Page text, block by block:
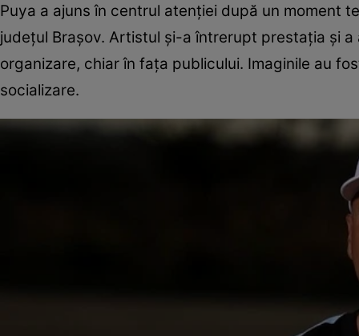
Puya a ajuns în centrul atenției după un moment
județul Brașov. Artistul și-a întrerupt prestația și
organizare, chiar în fața publicului. Imaginile au
socializare.